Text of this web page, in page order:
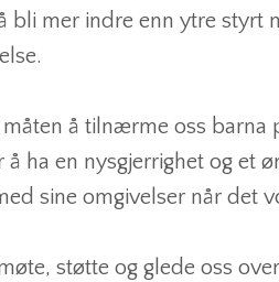
bli mer indre enn ytre styrt
måten å tilnærme oss
å ha en nysgjerrighet og et
sine omgivelser når det
støtte og glede oss